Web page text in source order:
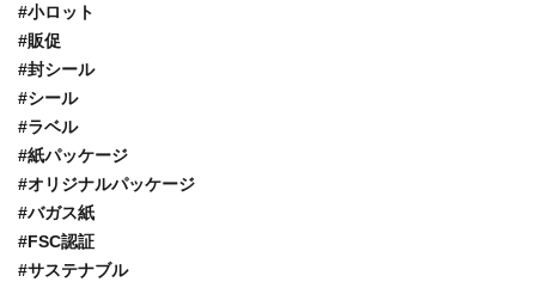
#小ロット
#販促
#封シール
#シール
#ラベル
#紙パッケージ
#オリジナルパッケージ
#バガス紙
#FSC認証
#サステナブル